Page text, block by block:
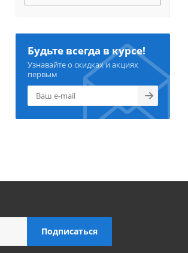
Будьте всегда в курсе!
Узнавайте о скидках и акциях
первым